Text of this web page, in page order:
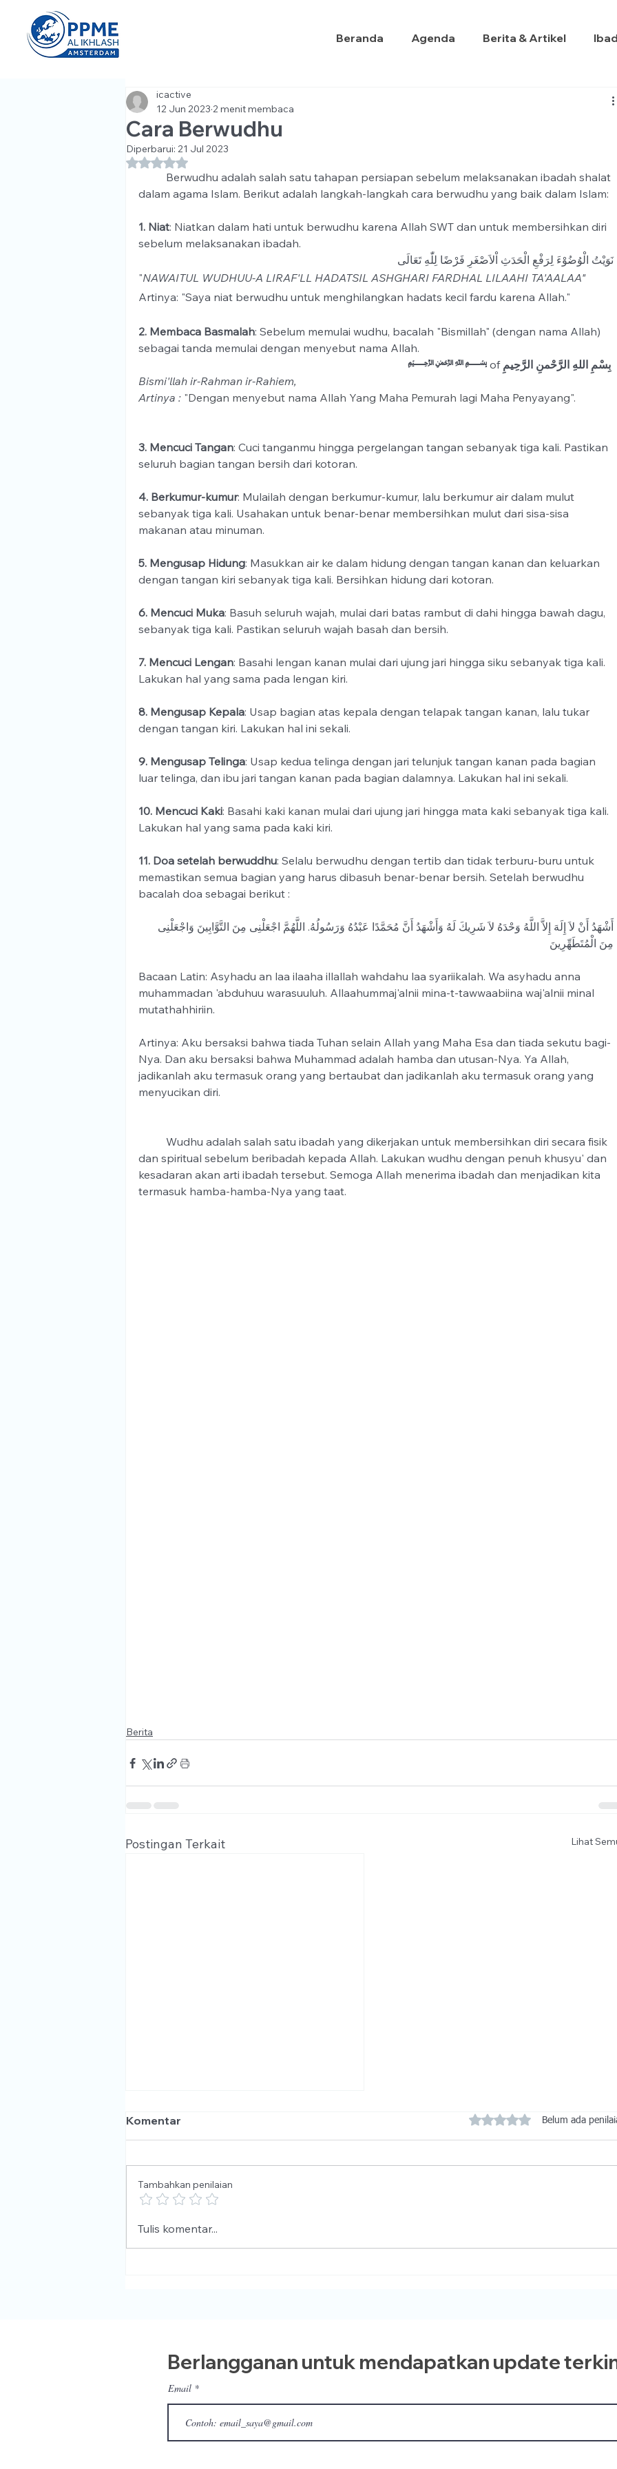
Beranda Agenda Berita & Artikel
Cara Berwudhu
icactive
12 Jun 2023 2 menit membaca
Diperbarui: 21 Jul 2023
Dinilai NaN dari 5 bintang.
dalam agama Islam. Berikut adalah langkah-langkah cara berwudhu yang baik dalam Islam:
1. Niat: Niatkan dalam hati untuk berwudhu karena Allah SWT dan untuk membersihkan diri
sebelum melaksanakan ibadah.
نَوَيْتُ الْوُضُوْءَ لِرَفْعِ الْحَدَثِ اْلاَصْغَرِ فَرْضًا لِلّٰهِ تَعَالَى
"NAWAITUL WUDHUU-A LIRAF'LL HADATSIL ASHGHARI FARDHAL LILAAHI TA'AALAA"
Artinya: "Saya niat berwudhu untuk menghilangkan hadats kecil fardu karena Allah."
2. Membaca Basmalah: Sebelum memulai wudhu, bacalah "Bismillah" (dengan nama Allah)
sebagai tanda memulai dengan menyebut nama Allah.
بِسْمِ اللهِ الرَّحْمنِ الرَّحِيمِ of
﷽
Bismi'llah ir-Rahman ir-Rahiem,
Artinya : "Dengan menyebut nama Allah Yang Maha Pemurah lagi Maha Penyayang".
3. Mencuci Tangan: Cuci tanganmu hingga pergelangan tangan sebanyak tiga kali. Pastikan
seluruh bagian tangan bersih dari kotoran.
4. Berkumur-kumur: Mulailah dengan berkumur-kumur, lalu berkumur air dalam mulut
sebanyak tiga kali. Usahakan untuk benar-benar membersihkan mulut dari sisa-sisa
makanan atau minuman.
5. Mengusap Hidung: Masukkan air ke dalam hidung dengan tangan kanan dan keluarkan
dengan tangan kiri sebanyak tiga kali. Bersihkan hidung dari kotoran.
6. Mencuci Muka: Basuh seluruh wajah, mulai dari batas rambut di dahi hingga bawah dagu,
sebanyak tiga kali. Pastikan seluruh wajah basah dan bersih.
7. Mencuci Lengan: Basahi lengan kanan mulai dari ujung jari hingga siku sebanyak tiga kali.
Lakukan hal yang sama pada lengan kiri.
8. Mengusap Kepala: Usap bagian atas kepala dengan telapak tangan kanan, lalu tukar
dengan tangan kiri. Lakukan hal ini sekali.
9. Mengusap Telinga: Usap kedua telinga dengan jari telunjuk tangan kanan pada bagian
luar telinga, dan ibu jari tangan kanan pada bagian dalamnya. Lakukan hal ini sekali.
10. Mencuci Kaki: Basahi kaki kanan mulai dari ujung jari hingga mata kaki sebanyak tiga kali.
Lakukan hal yang sama pada kaki kiri.
11. Doa setelah berwuddhu: Selalu berwudhu dengan tertib dan tidak terburu-buru untuk
memastikan semua bagian yang harus dibasuh benar-benar bersih. Setelah berwudhu
bacalah doa sebagai berikut :
أَشْهَدُ أَنْ لاَ إِلَهَ إِلاَّ اللَّهُ وَحْدَهُ لاَ شَرِيكَ لَهُ وَأَشْهَدُ أَنَّ مُحَمَّدًا عَبْدُهُ وَرَسُولُهُ. اللَّهُمَّ اجْعَلْنِى مِنَ التَّوَّابِينَ وَاجْعَلْنِى
مِنَ الْمُتَطَهِّرِينَ
Bacaan Latin: Asyhadu an laa ilaaha illallah wahdahu laa syariikalah. Wa asyhadu anna
muhammadan 'abduhuu warasuuluh. Allaahummaj'alnii mina-t-tawwaabiina waj'alnii minal
mutathahhiriin.
Artinya: Aku bersaksi bahwa tiada Tuhan selain Allah yang Maha Esa dan tiada sekutu bagi-
Nya. Dan aku bersaksi bahwa Muhammad adalah hamba dan utusan-Nya. Ya Allah,
jadikanlah aku termasuk orang yang bertaubat dan jadikanlah aku termasuk orang yang
menyucikan diri.
dan spiritual sebelum beribadah kepada Allah. Lakukan wudhu dengan penuh khusyu' dan
kesadaran akan arti ibadah tersebut. Semoga Allah menerima ibadah dan menjadikan kita
termasuk hamba-hamba-Nya yang taat.
Berita
Postingan Terkait Lihat
PROGRAM SELEKSI IMAM &
Komentar Dinilai 0 dari 5 bintang.
Belum ada
Tambahkan penilaian
Tulis komentar...
Berlangganan untuk mendapatkan update
Email